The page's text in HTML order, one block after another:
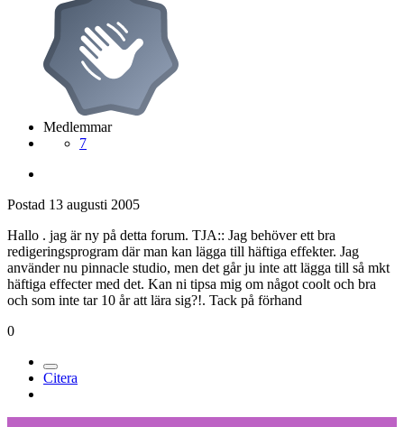
Medlemmar
7
Postad 13 augusti 2005
Hallo . jag är ny på detta forum. TJA:: Jag behöver ett bra
redigeringsprogram där man kan lägga till häftiga effekter. Jag
använder nu pinnacle studio, men det går ju inte att lägga till så mkt
häftiga effecter med det. Kan ni tipsa mig om något coolt och bra
och som inte tar 10 år att lära sig?!. Tack på förhand
0
Citera